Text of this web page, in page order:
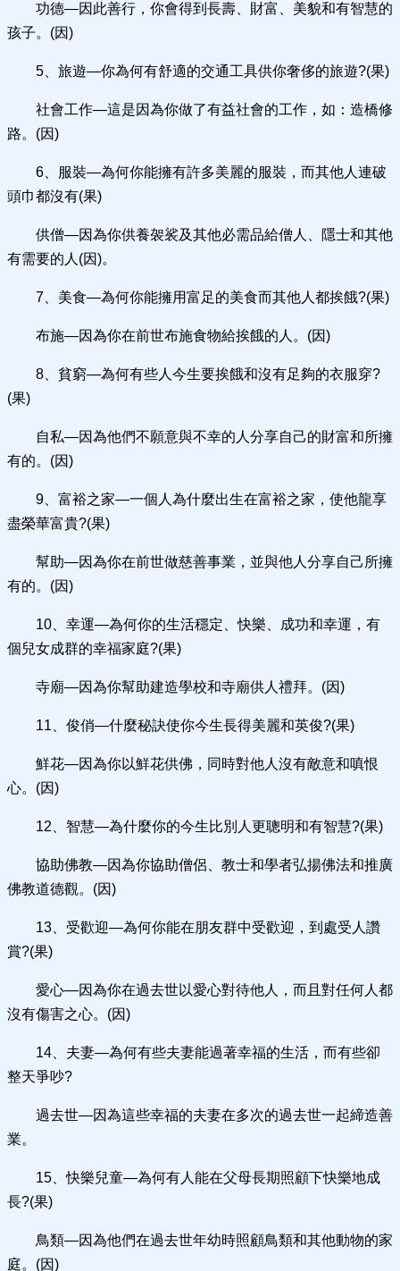
功德—因此善行，你會得到長壽、財富、美貌和有智慧的
孩子。(因)
5、旅遊—你為何有舒適的交通工具供你奢侈的旅遊?(果)
社會工作—這是因為你做了有益社會的工作，如：造橋修
路。(因)
6、服裝—為何你能擁有許多美麗的服裝，而其他人連破
頭巾都沒有(果)
供僧—因為你供養袈裟及其他必需品給僧人、隱士和其他
有需要的人(因)。
7、美食—為何你能擁用富足的美食而其他人都挨餓?(果)
布施—因為你在前世布施食物給挨餓的人。(因)
8、貧窮—為何有些人今生要挨餓和沒有足夠的衣服穿?
(果)
自私—因為他們不願意與不幸的人分享自己的財富和所擁
有的。(因)
9、富裕之家—一個人為什麼出生在富裕之家，使他龍享
盡榮華富貴?(果)
幫助—因為你在前世做慈善事業，並與他人分享自己所擁
有的。(因)
10、幸運—為何你的生活穩定、快樂、成功和幸運，有
個兒女成群的幸福家庭?(果)
寺廟—因為你幫助建造學校和寺廟供人禮拜。(因)
11、俊俏—什麼秘訣使你今生長得美麗和英俊?(果)
鮮花—因為你以鮮花供佛，同時對他人沒有敵意和嗔恨
心。(因)
12、智慧—為什麼你的今生比別人更聰明和有智慧?(果)
協助佛教—因為你協助僧侶、教士和學者弘揚佛法和推廣
佛教道德觀。(因)
13、受歡迎—為何你能在朋友群中受歡迎，到處受人讚
賞?(果)
愛心—因為你在過去世以愛心對待他人，而且對任何人都
沒有傷害之心。(因)
14、夫妻—為何有些夫妻能過著幸福的生活，而有些卻
整天爭吵?
過去世—因為這些幸福的夫妻在多次的過去世一起締造善
業。
15、快樂兒童—為何有人能在父母長期照顧下快樂地成
長?(果)
鳥類—因為他們在過去世年幼時照顧鳥類和其他動物的家
庭。(因)